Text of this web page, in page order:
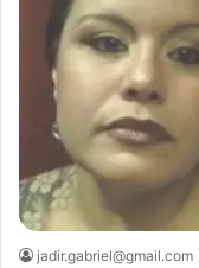
jadir.gabriel@gmail.com